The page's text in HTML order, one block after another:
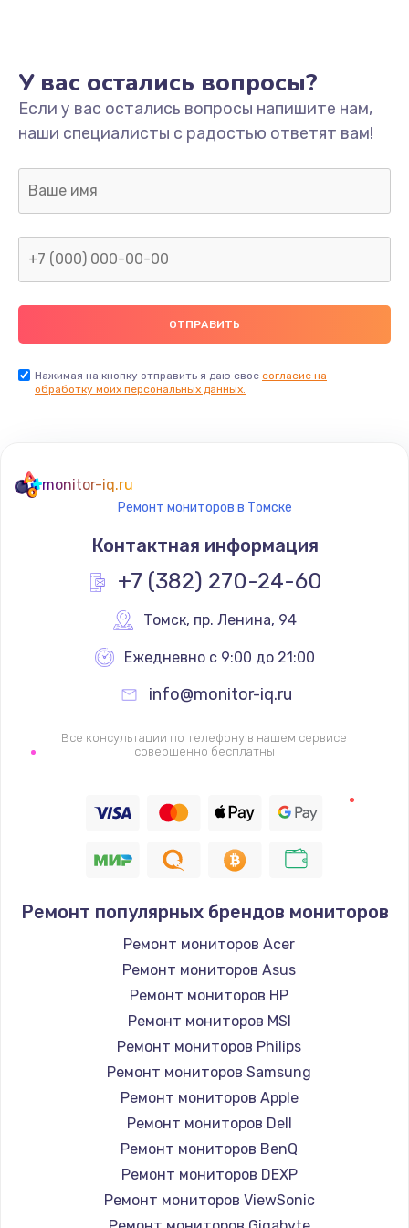
Заказать
Не включается
Нет звука
Не видит флешку
400 руб.
Заказать
Не сопряжается с устройством
900 руб.
Заказать
Помехи и искажение звука
900 руб.
1400 руб.
Заказать
Восстановление цепи питания, пайка
880 руб.
Программный ремонт/прошивка
Заказать
Замена Bluetooth/Wi-Fi модуля
800 руб.
Заказать
Замена картридера
890 руб.
У вас остались вопросы?
Если у вас остались вопросы напишите нам,
наши специалисты с радостью ответят вам!
Нажимая на кнопку отправить я даю свое согласие на
обработку моих персональных данных.
monitor-iq.ru
Ремонт мониторов в Томске
Контактная информация
+7 (382) 270-24-60
Томск, пр. Ленина, 94
Ежедневно с 9:00 до 21:00
info@monitor-iq.ru
Все консультации по телефону в нашем сервисе
совершенно бесплатны
Ремонт популярных брендов мониторов
Ремонт мониторов Acer
Ремонт мониторов Asus
Ремонт мониторов HP
Ремонт мониторов MSI
Ремонт мониторов Philips
Ремонт мониторов Samsung
Ремонт мониторов Apple
Ремонт мониторов Dell
Ремонт мониторов BenQ
Ремонт мониторов DEXP
Ремонт мониторов ViewSonic